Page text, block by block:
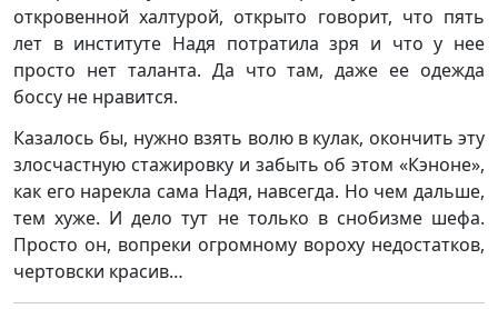
откровенной халтурой, открыто говорит, что пять
лет в институте Надя потратила зря и что у нее
просто нет таланта. Да что там, даже ее одежда
боссу не нравится.
Казалось бы, нужно взять волю в кулак, окончить эту
злосчастную стажировку и забыть об этом «Кэноне»,
как его нарекла сама Надя, навсегда. Но чем дальше,
тем хуже. И дело тут не только в снобизме шефа.
Просто он, вопреки огромному вороху недостатков,
чертовски красив…